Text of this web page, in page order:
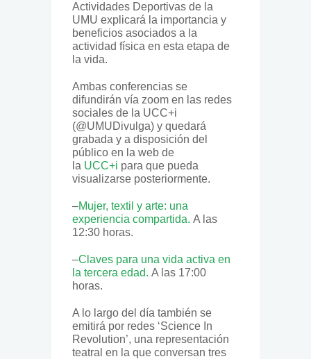
Actividades Deportivas de la
UMU explicará la importancia y
beneficios asociados a la
actividad física en esta etapa de
la vida.
Ambas conferencias se
difundirán vía zoom en las redes
sociales de la UCC+i
(@UMUDivulga) y quedará
grabada y a disposición del
público en la web de
la UCC+i para que pueda
visualizarse posteriormente.
–Mujer, textil y arte: una
experiencia compartida. A las
12:30 horas.
–Claves para una vida activa en
la tercera edad. A las 17:00
horas.
A lo largo del día también se
emitirá por redes ‘Science In
Revolution’, una representación
teatral en la que conversan tres